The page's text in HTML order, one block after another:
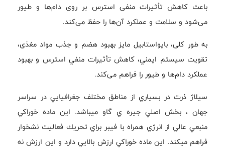
باعث کاهش تأثیرات منفی استرس بر روی دام‌ها و طیور
می‌شود و سلامت و عملکرد آن‌ها را حفظ می‌کند.
به طور کلی، بايواستابيل مايز بهبود هضم و جذب مواد مغذی،
تقويت سيستم ايمني، کاهش تأثيرات منفي استرس و بهبود
عملکرد دام‌ها و طيور را فراهم می‌کند.
سيلاژ ذرت در بسياري از مناطق مختلف جغرافيايي در سراسر
جهان ، بخش اصلي جيره ي گاو ميباشد. اين ماده خوراكي
منبعي عالي از انرژي همراه با فيبر براي تحريك فعاليت نشخوار
فراهم ميكند. اين ماده خوراكي ارزش بالايي دارد و اين ارزش نه